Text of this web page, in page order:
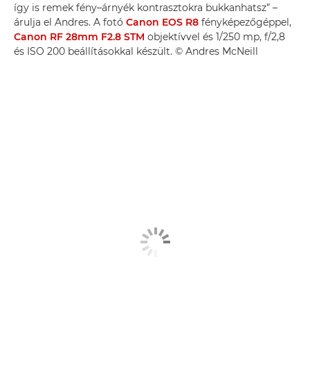
így is remek fény–árnyék kontrasztokra bukkanhatsz” –
árulja el Andres. A fotó Canon EOS R8 fényképezőgéppel,
Canon RF 28mm F2.8 STM objektívvel és 1/250 mp, f/2,8
és ISO 200 beállításokkal készült. © Andres McNeill